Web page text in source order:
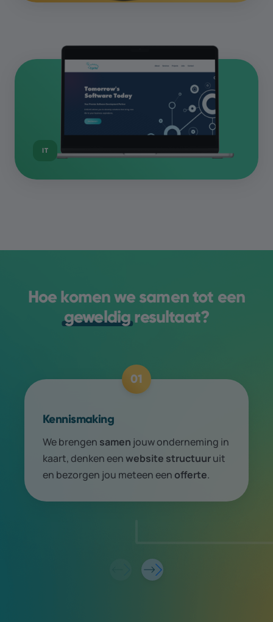
IT
Hoe komen we samen tot een
geweldigresultaat?
01
Kennismaking
We brengen samen jouw onder­neming in
kaart, denken eenweb­site structuuruit
en bezorgen jou meteen eenofferte.